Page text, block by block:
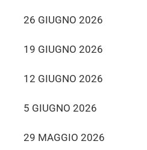
26 GIUGNO 2026
19 GIUGNO 2026
12 GIUGNO 2026
5 GIUGNO 2026
29 MAGGIO 2026